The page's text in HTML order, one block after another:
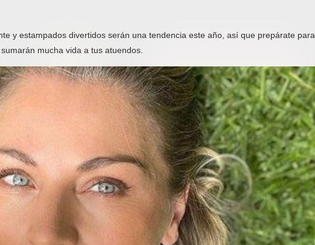
y estampados divertidos serán una tendencia este año, así que prepárate para
mucha vida a tus atuendos.